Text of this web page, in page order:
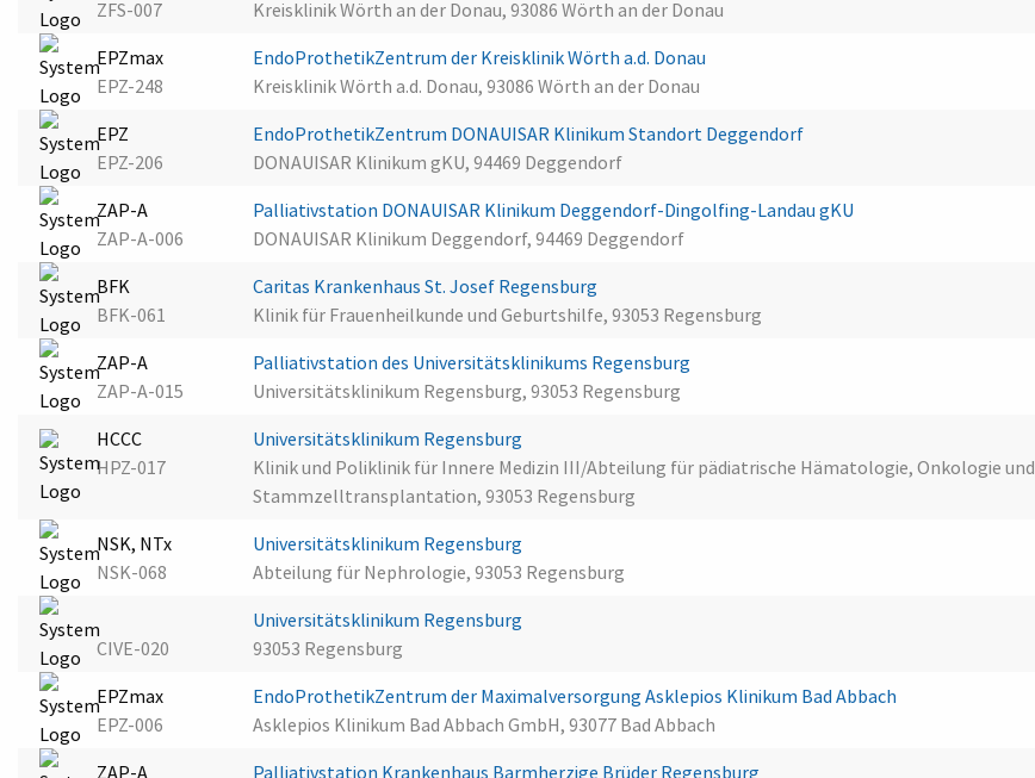
ZFS-007
Kreisklinik Wörth an der Donau, 93086 Wörth an der Donau
EPZmax
EPZ-248
EndoProthetikZentrum der Kreisklinik Wörth a.d. Donau
Kreisklinik Wörth a.d. Donau, 93086 Wörth an der Donau
EPZ
EPZ-206
EndoProthetikZentrum DONAUISAR Klinikum Standort Deggendorf
DONAUISAR Klinikum gKU, 94469 Deggendorf
ZAP-A
ZAP-A-006
Palliativstation DONAUISAR Klinikum Deggendorf-Dingolfing-Landau gKU
DONAUISAR Klinikum Deggendorf, 94469 Deggendorf
BFK
BFK-061
Caritas Krankenhaus St. Josef Regensburg
Klinik für Frauenheilkunde und Geburtshilfe, 93053 Regensburg
ZAP-A
ZAP-A-015
Palliativstation des Universitätsklinikums Regensburg
Universitätsklinikum Regensburg, 93053 Regensburg
HCCC
HPZ-017
Universitätsklinikum Regensburg
Klinik und Poliklinik für Innere Medizin III/Abteilung für pädiatrische Hämatologie, Onkologie und
Stammzelltransplantation, 93053 Regensburg
NSK, NTx
NSK-068
Universitätsklinikum Regensburg
Abteilung für Nephrologie, 93053 Regensburg
CIVE-020
Universitätsklinikum Regensburg
93053 Regensburg
EPZmax
EPZ-006
EndoProthetikZentrum der Maximalversorgung Asklepios Klinikum Bad Abbach
Asklepios Klinikum Bad Abbach GmbH, 93077 Bad Abbach
ZAP-A Palliativstation Krankenhaus Barmherzige Brüder Regensburg